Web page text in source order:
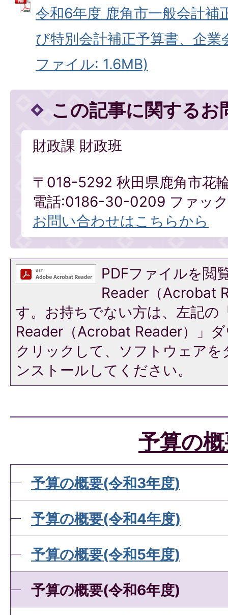
令和6年度 鹿角市一般会計補
び特別会計補正予算書、企業
ファイル: 1.6MB)
この記事に関するお
財政課 財政班
〒018-5292 秋田県鹿角市花
電話:0186-30-0209 ファッ
お問い合わせはこちらから
PDFファイルを閲
Reader（Acrobat
す。お持ちでない方は、左記の
Reader（Acrobat Reader）」
クリックして、ソフトウェア
ンストールしてください。
予算の
予算の概要(令和3年度)
予算の概要(令和4年度)
予算の概要(令和5年度)
予算の概要(令和6年度)